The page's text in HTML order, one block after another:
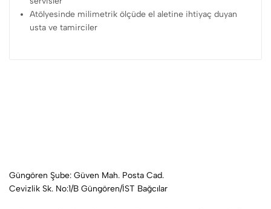
Atölyesinde milimetrik ölçüde el aletine ihtiyaç duyan
usta ve tamirciler
Güngören Şube: Güven Mah. Posta Cad.
Cevizlik Sk. No:1/B Güngören/İST Bağcılar